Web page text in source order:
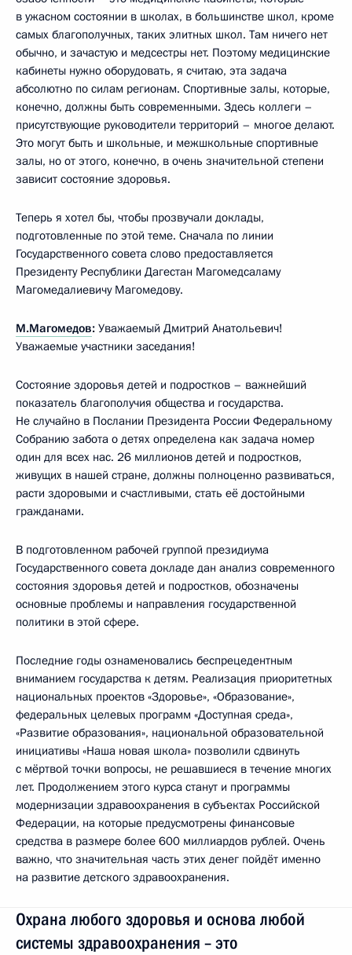
в ужасном состоянии в школах, в большинстве школ, кроме
самых благополучных, таких элитных школ. Там ничего нет
обычно, и зачастую и медсестры нет. Поэтому медицинские
кабинеты нужно оборудовать, я считаю, эта задача
абсолютно по силам регионам. Спортивные залы, которые,
конечно, должны быть современными. Здесь коллеги –
присутствующие руководители территорий – многое делают.
Это могут быть и школьные, и межшкольные спортивные
залы, но от этого, конечно, в очень значительной степени
зависит состояние здоровья.
Теперь я хотел бы, чтобы прозвучали доклады,
подготовленные по этой теме. Сначала по линии
Государственного совета слово предоставляется
Президенту Республики Дагестан Магомедсаламу
Магомедалиевичу Магомедову.
М.Магомедов: Уважаемый Дмитрий Анатольевич!
Уважаемые участники заседания!
Состояние здоровья детей и подростков – важнейший
показатель благополучия общества и государства.
Не случайно в Послании Президента России Федеральному
Собранию забота о детях определена как задача номер
один для всех нас. 26 миллионов детей и подростков,
живущих в нашей стране, должны полноценно развиваться,
расти здоровыми и счастливыми, стать её достойными
гражданами.
В подготовленном рабочей группой президиума
Государственного совета докладе дан анализ современного
состояния здоровья детей и подростков, обозначены
основные проблемы и направления государственной
политики в этой сфере.
Последние годы ознаменовались беспрецедентным
вниманием государства к детям. Реализация приоритетных
национальных проектов «Здоровье», «Образование»,
федеральных целевых программ «Доступная среда»,
«Развитие образования», национальной образовательной
инициативы «Наша новая школа» позволили сдвинуть
с мёртвой точки вопросы, не решавшиеся в течение многих
лет. Продолжением этого курса станут и программы
модернизации здравоохранения в субъектах Российской
Федерации, на которые предусмотрены финансовые
средства в размере более 600 миллиардов рублей. Очень
важно, что значительная часть этих денег пойдёт именно
на развитие детского здравоохранения.
Охрана любого здоровья и основа любой
системы здравоохранения – это